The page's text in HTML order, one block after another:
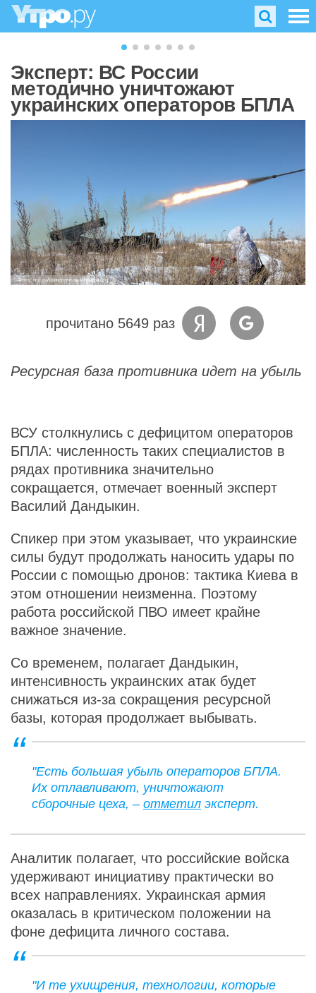
Эксперт: ВС России
методично уничтожают
украинских операторов БПЛА
Фото: mil.ru/commons.wikimedia.org
прочитано 5649 раз
Ресурсная база противника идет на убыль
ВСУ столкнулись с дефицитом операторов
БПЛА: численность таких специалистов в
рядах противника значительно
сокращается, отмечает военный эксперт
Василий Дандыкин.
Спикер при этом указывает, что украинские
силы будут продолжать наносить удары по
России с помощью дронов: тактика Киева в
этом отношении неизменна. Поэтому
работа российской ПВО имеет крайне
важное значение.
Со временем, полагает Дандыкин,
интенсивность украинских атак будет
снижаться из-за сокращения ресурсной
базы, которая продолжает выбывать.
"Есть большая убыль операторов БПЛА.
Их отлавливают, уничтожают
сборочные цеха, – отметил эксперт.
Аналитик полагает, что российские войска
удерживают инициативу практически во
всех направлениях. Украинская армия
оказалась в критическом положении на
фоне дефицита личного состава.
"И те ухищрения, технологии, которые